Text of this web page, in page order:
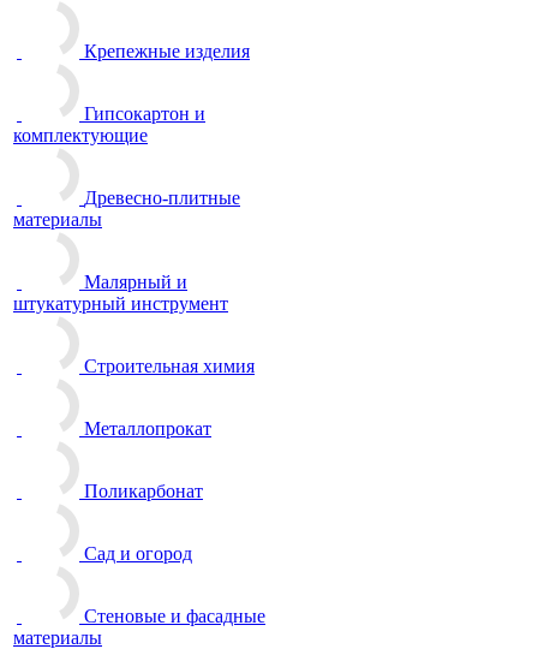
Крепежные изделия
Гипсокартон и
комплектующие
Древесно-плитные
материалы
Малярный и
штукатурный инструмент
Строительная химия
Металлопрокат
Поликарбонат
Сад и огород
Стеновые и фасадные
материалы